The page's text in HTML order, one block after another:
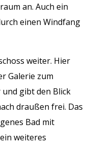
an. Auch ein
einen Windfang
weiter. Hier
Galerie zum
gibt den Blick
draußen frei. Das
Bad mit
weiteres